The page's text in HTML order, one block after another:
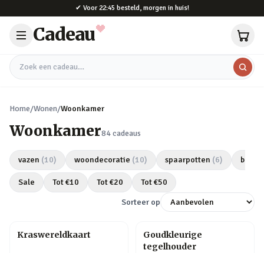
✔ Voor 22:45 besteld, morgen in huis!
Cadeau
Zoek een cadeau
Home/Wonen/Woonkamer
Woonkamer84cadeaus
vazen (10) woondecoratie (10) spaarpotten (6)
Sale Tot €10 Tot €20 Tot €50
Sorteer op
Kraswereldkaart
Goudkleurige
tegelhouder